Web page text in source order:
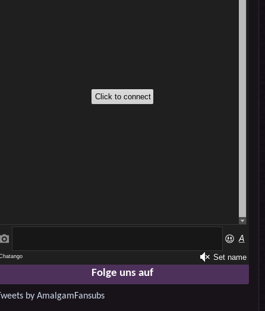
Folge uns auf
Tweets by AmalgamFansubs